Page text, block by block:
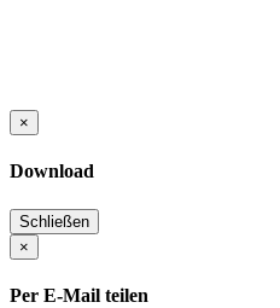
×
Download
Schließen
×
Per E-Mail teilen